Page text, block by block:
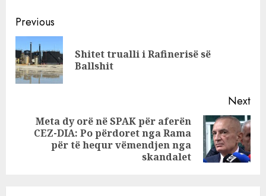
Air Albania ,
gjykata vendos
sekuestro ndaj
kompanisë
Continue
Reading
Previous
Shitet trualli i Rafinerisë së
Ballshit
Next
Next
Meta dy orë në SPAK për aferën
CEZ-DIA: Po përdoret nga Rama
për të hequr vëmendjen nga
skandalet